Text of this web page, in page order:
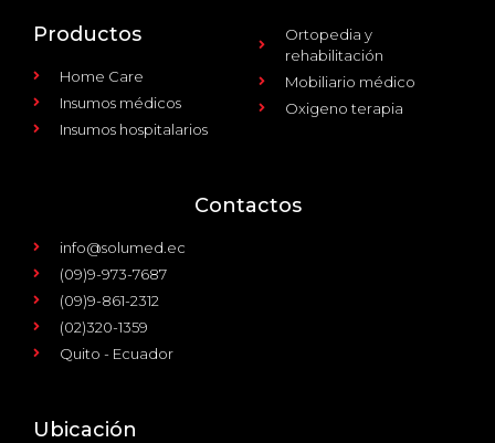
Productos
Home Care
Insumos médicos
Insumos hospitalarios
Ortopedia y
rehabilitación
Mobiliario médico
Oxigeno terapia
Contactos
info@solumed.ec
(09)9-973-7687
(09)9-861-2312
(02)320-1359
Quito - Ecuador
Ubicación